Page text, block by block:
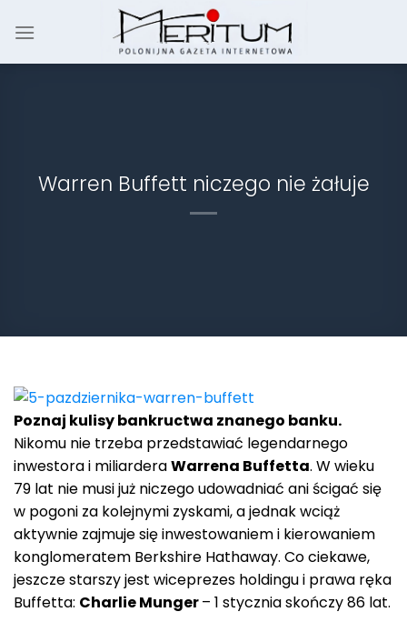
Warren Buffett niczego nie żałuje
Poznaj kulisy bankructwa znanego banku.
Nikomu nie trzeba przedstawiać legendarnego
inwestora i miliarderaWarrena Buffetta. W wieku
79 lat nie musi już niczego udowadniać ani ścigać się
w pogoni za kolejnymi zyskami, a jednak wciąż
aktywnie zajmuje się inwestowaniem i kierowaniem
konglomeratem Berkshire Hathaway. Co ciekawe,
jeszcze starszy jest wiceprezes holdingu i prawa ręka
Buffetta: Charlie Munger– 1 stycznia skończy 86 lat.